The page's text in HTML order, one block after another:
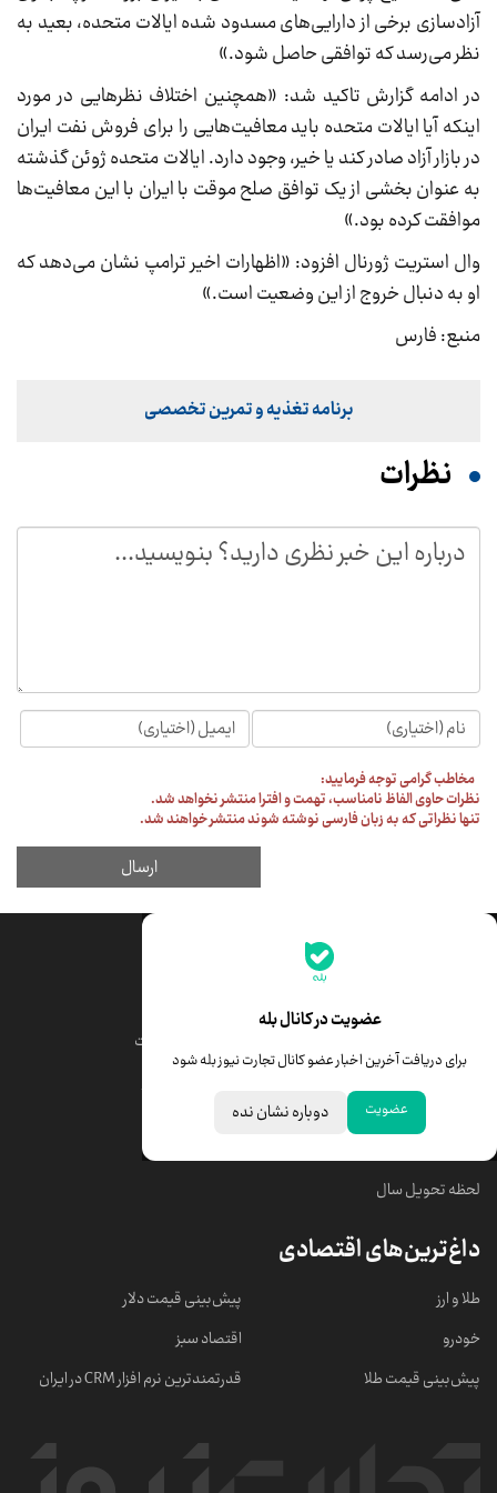
عضویت در کانال بله
برای دریافت آخرین اخبار عضو کانال تجارت نیوز بله شود
عضویت دوباره نشان نده
جدیدترین قیمت‌ها
قیمت درهم امارات
خبرهای مهم
لحظه تحویل سال
داغ‌ترین‌های اقتصادی
طلا و ارز
خودرو
پیش‌بینی قیمت طلا
پیش‌بینی قیمت دلار
اقتصاد سبز
قدرتمندترین نرم‌ افزار CRM در ایران